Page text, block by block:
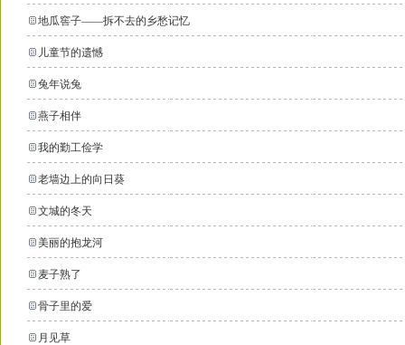
地瓜窖子——拆不去的乡愁记忆
儿童节的遗憾
兔年说兔
燕子相伴
我的勤工俭学
老墙边上的向日葵
文城的冬天
美丽的抱龙河
麦子熟了
骨子里的爱
月见草